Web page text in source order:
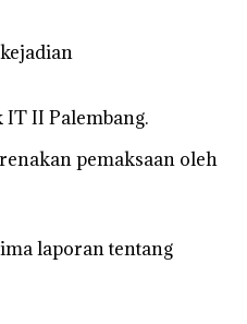
II Palembang.
pemaksaan oleh
laporan tentang